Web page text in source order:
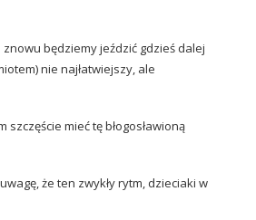
będziemy jeździć gdzieś dalej
nie najłatwiejszy, ale
mieć tę błogosławioną
że ten zwykły rytm, dzieciaki w